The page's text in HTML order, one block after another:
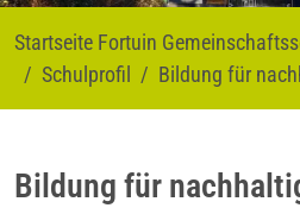
Startseite Fortuin
Schulprofil
Bildung für
Bildung für